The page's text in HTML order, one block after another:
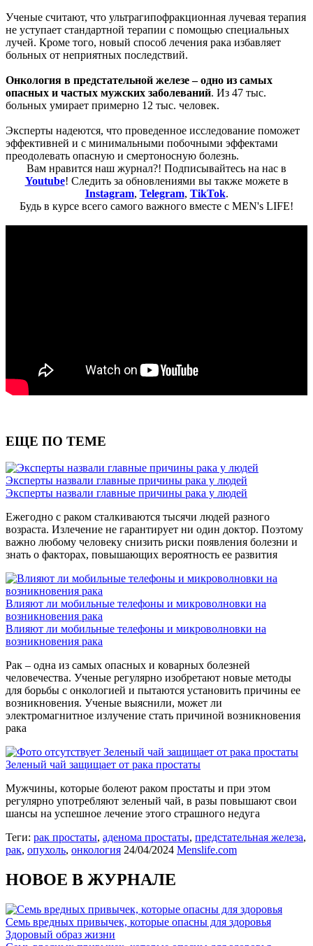
Ученые считают, что ультрагипофракционная лучевая терапия
не уступает стандартной терапии с помощью специальных
лучей. Кроме того, новый способ лечения рака избавляет
больных от неприятных последствий.
Онкология в предстательной железе – одно из самых
опасных и частых мужских заболеваний. Из 47 тыс.
больных умирает примерно 12 тыс. человек.
Эксперты надеются, что проведенное исследование поможет
эффективней и с минимальными побочными эффектами
преодолевать опасную и смертоносную болезнь.
Вам нравится наш журнал?! Подписывайтесь на нас в
Youtube! Следить за обновлениями вы также можете в
Instagram, Telegram, TikTok.
Будь в курсе всего самого важного вместе с MEN's LIFE!
ЕЩЕ ПО ТЕМЕ
Эксперты назвали главные причины рака у людей
Эксперты назвали главные причины рака у людей
Ежегодно с раком сталкиваются тысячи людей разного
возраста. Излечение не гарантирует ни один доктор. Поэтому
важно любому человеку снизить риски появления болезни и
знать о факторах, повышающих вероятность ее развития
Влияют ли мобильные телефоны и микроволновки на
возникновения рака
Влияют ли мобильные телефоны и микроволновки на
возникновения рака
Рак – одна из самых опасных и коварных болезней
человечества. Ученые регулярно изобретают новые методы
для борьбы с онкологией и пытаются установить причины ее
возникновения. Ученые выяснили, может ли
электромагнитное излучение стать причиной возникновения
рака
Зеленый чай защищает от рака простаты
Зеленый чай защищает от рака простаты
Мужчины, которые болеют раком простаты и при этом
регулярно употребляют зеленый чай, в разы повышают свои
шансы на успешное лечение этого страшного недуга
Теги: рак простаты, аденома простаты, предстательная железа,
рак, опухоль, онкология 24/04/2024 Menslife.com
НОВОЕ В ЖУРНАЛЕ
Семь вредных привычек, которые опасны для здоровья
Здоровый образ жизни